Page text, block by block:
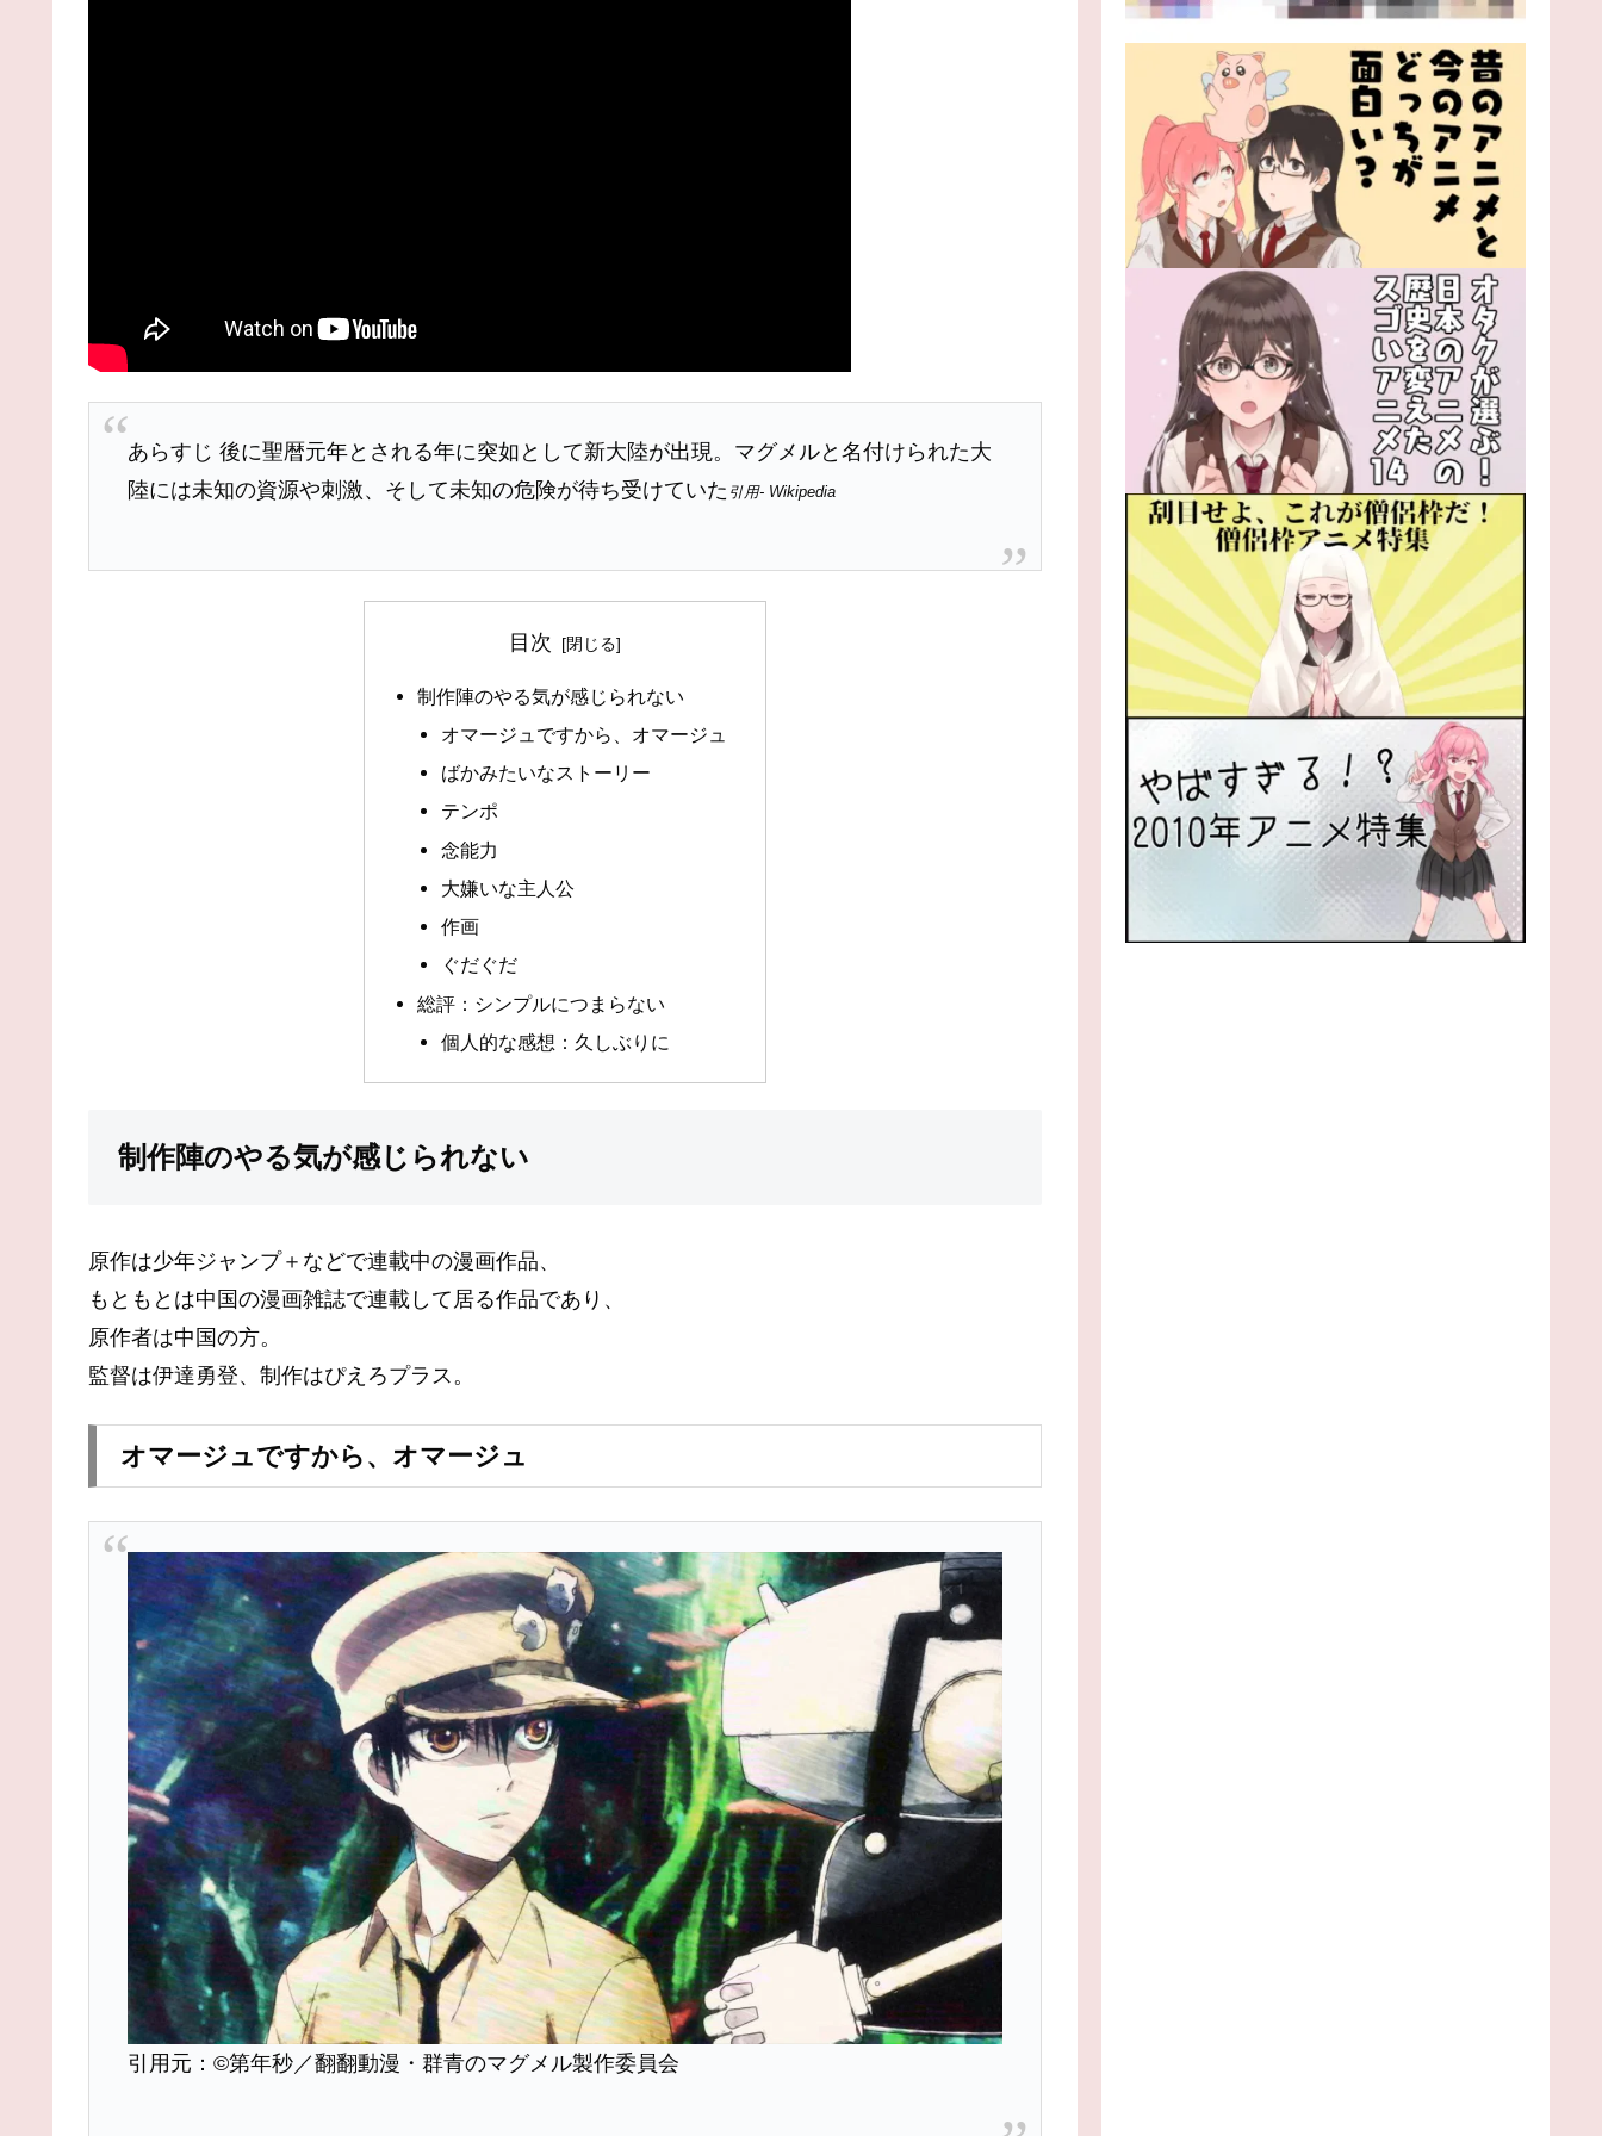
あらすじ 後に聖暦元年とされる年に突如として新大陸が出現。マグメルと名付けられた大
陸には未知の資源や刺激、そして未知の危険が待ち受けていた 引用- Wikipedia
目次
制作陣のやる気が感じられない
オマージュですから、オマージュ
ばかみたいなストーリー
テンポ
念能力
大嫌いな主人公
作画
ぐだぐだ
総評：シンプルにつまらない
個人的な感想：久しぶりに
制作陣のやる気が感じられない
原作は少年ジャンプ＋などで連載中の漫画作品、
もともとは中国の漫画雑誌で連載して居る作品であり、
原作者は中国の方。
監督は伊達勇登、制作はぴえろプラス。
オマージュですから、オマージュ
引用元：©第年秒／翻翻動漫・群青のマグメル製作委員会